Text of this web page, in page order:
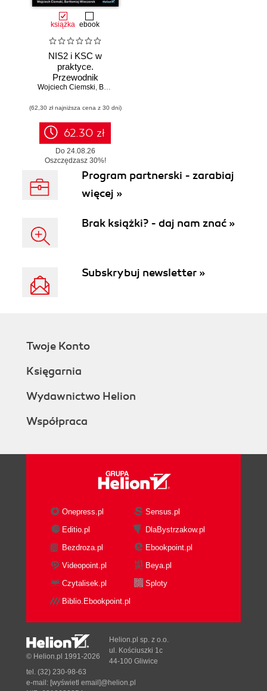
książka ebook
NIS2 i KSC w
praktyce.
Przewodnik
wdrożeniowy dla
Wojciech Ciemski, Bartłomiej Wieczorek
(62,30 zł najniższa cena z 30 dni)
62.30 zł
Do 24.08.26
Oszczędzasz 30%!
W realizacji od 25.08.26 r.Program partnerski - zarabiaj
więcej »
Brak książki? - daj nam znać »
Subskrybuj newsletter »
Twoje Konto
Księgarnia
Wydawnictwo Helion
Współpraca
Onepress.pl
Sensus.pl
Editio.pl
DlaBystrzakow.pl
Bezdroza.pl
Ebookpoint.pl
Videopoint.pl
Beya.pl
Czytalisek.pl
Sploty
Biblio.Ebookpoint.pl
© Helion.pl 1991-2026
Helion.pl sp. z o.o.
ul. Kościuszki 1c
44-100 Gliwice
tel. (32) 230-98-63
e-mail: [wyświetl email]@helion.pl